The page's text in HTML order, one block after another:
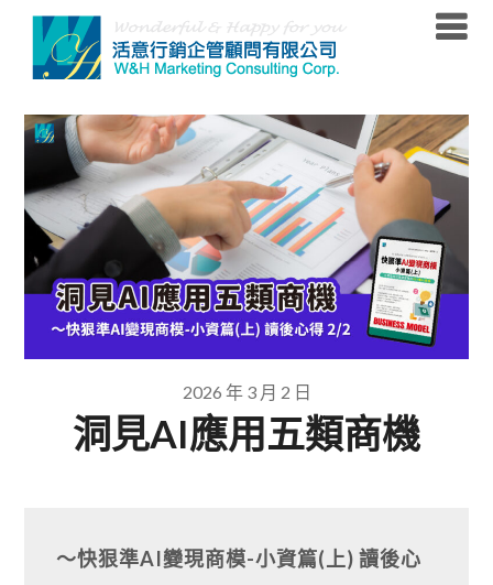
content
2026 年 3 月 2 日
洞見AI應用五類商機
～快狠準AI變現商模-小資篇(上) 讀後心